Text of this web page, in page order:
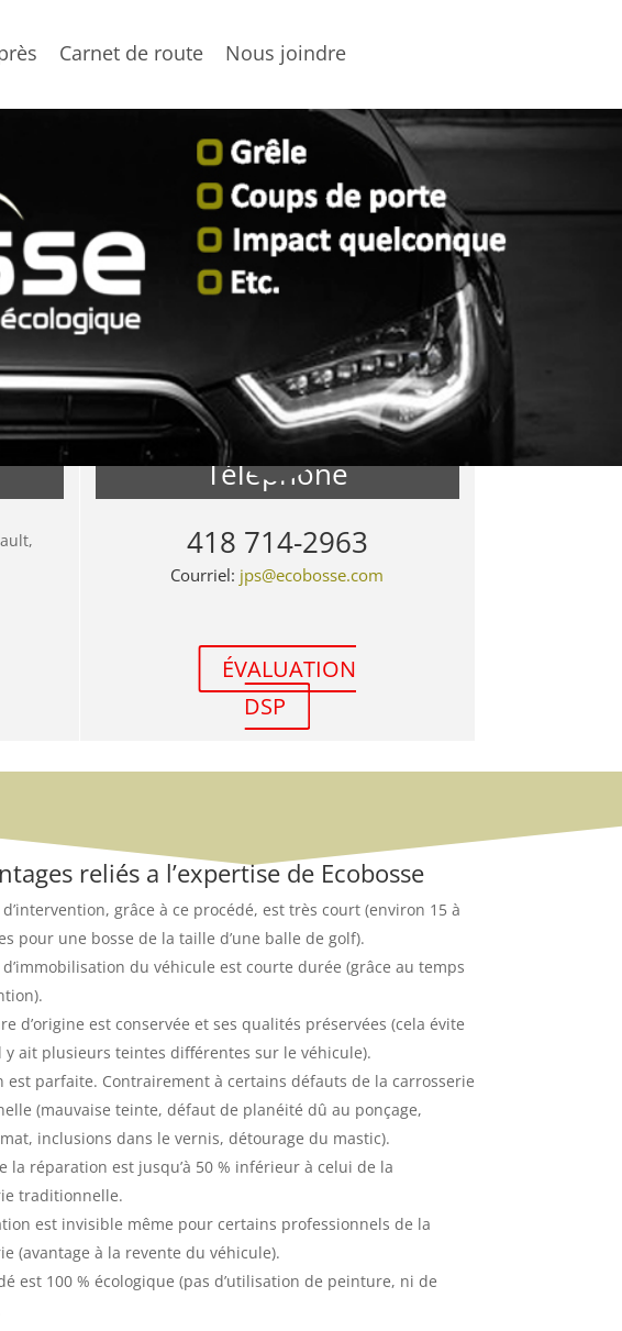
Carnet de route Nous joindre

Téléphone
418 714-2963
Courriel: jps@ecobosse.com
ÉVALUATION
DSP
reliés a l’expertise de Ecobosse
grâce à ce procédé, est très court (environ 15 à
pour une bosse de la taille d’une balle de golf).
d’immobilisation du véhicule est courte durée (grâce au temps
d’origine est conservée et ses qualités préservées (cela évite
y ait plusieurs teintes différentes sur le véhicule).
est parfaite. Contrairement à certains défauts de la carrosserie
(mauvaise teinte, défaut de planéité dû au ponçage,
inclusions dans le vernis, détourage du mastic).
la réparation est jusqu’à 50 % inférieur à celui de la
traditionnelle.
est invisible même pour certains professionnels de la
(avantage à la revente du véhicule).
est 100 % écologique (pas d’utilisation de peinture, ni de